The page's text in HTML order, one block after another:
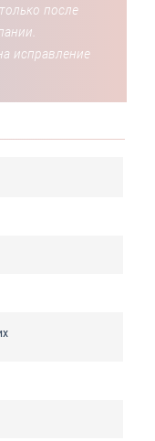
после
исправление